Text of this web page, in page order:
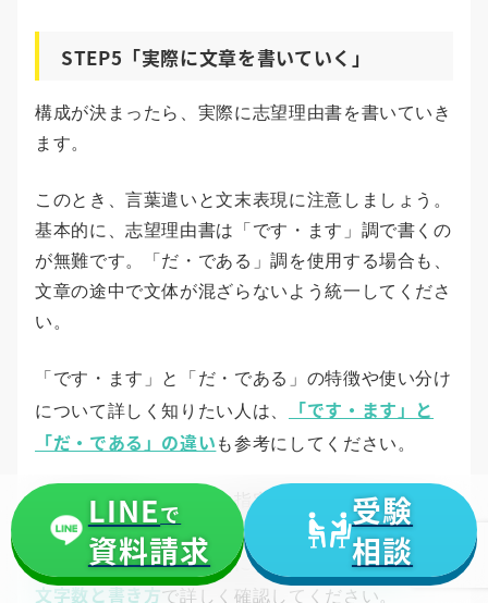
LINEで
資料請求
受験
相談
STEP5「実際に文章を書いていく」
構成が決まったら、実際に志望理由書を書いていき
ます。
このとき、言葉遣いと文末表現に注意しましょう。
基本的に、志望理由書は「です・ます」調で書くの
が無難です。「だ・である」調を使用する場合も、
文章の途中で文体が混ざらないよう統一してくださ
い。
「です・ます」と「だ・である」の特徴や使い分け
について詳しく知りたい人は、
「です・ます」と
「だ・である」の違い も参考にしてください。
大学や学部によっては、指定文字数が設けられてい
ます。この記事では文字数の考え方を深掘りしない
ため、字数配分や書き方については、
志望理由書の
文字数と書き方で詳しく確認してください。